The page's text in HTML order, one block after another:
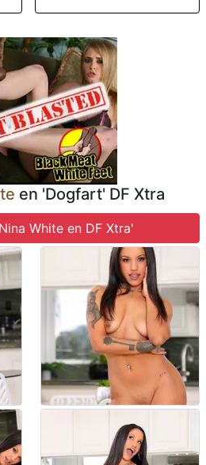
en 'Dogfart' DF Xtra
White en DF Xtra'